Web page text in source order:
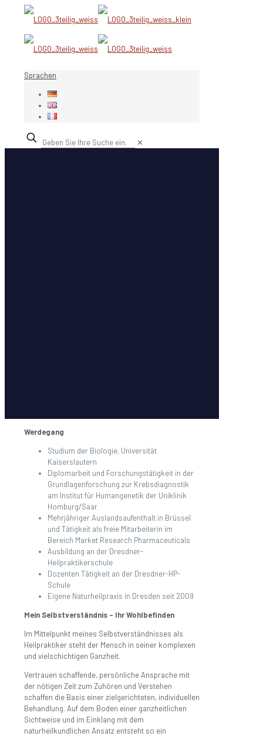
Sprachen
✕
Werdegang
Studium der Biologie, Universität
Kaiserslautern
Diplomarbeit und Forschungstätigkeit in der
Grundlagenforschung zur Krebsdiagnostik
am Institut für Humangenetik der Uniklinik
Homburg/Saar
Mehrjähriger Auslandsaufenthalt in Brüssel
und Tätigkeit als freie Mitarbeiterin im
Bereich Market Research Pharmaceuticals
Ausbildung an der Dresdner-
Heilpraktikerschule
Dozenten Tätigkeit an der Dresdner-HP-
Schule
Eigene Naturheilpraxis in Dresden seit 2009
Mein Selbstverständnis – Ihr Wohlbefinden
Im Mittelpunkt meines Selbstverständnisses als
Heilpraktiker steht der Mensch in seiner komplexen
und vielschichtigen Ganzheit.
Vertrauen schaffende, persönliche Ansprache mit
der nötigen Zeit zum Zuhören und Verstehen
schaffen die Basis einer zielgerichteten, individuellen
Behandlung. Auf dem Boden einer ganzheitlichen
Sichtweise und im Einklang mit dem
naturheilkundlichen Ansatz entsteht so ein